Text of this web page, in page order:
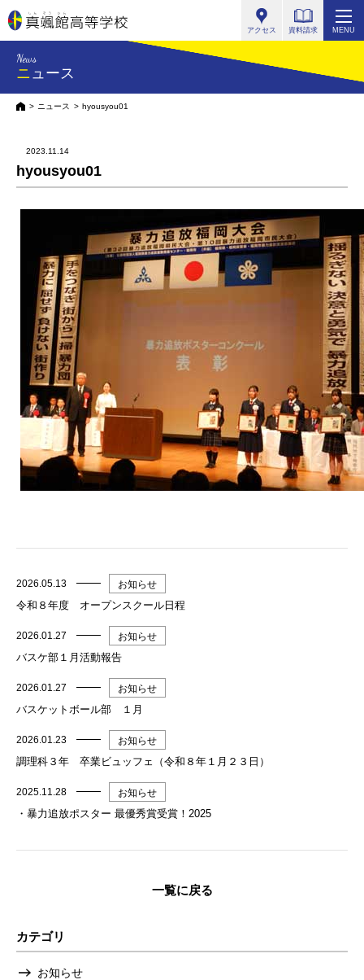
アクセス 資料請求 MENU
News
ニュース
HOMEニュース hyousyou01
2023.11.14
hyousyou01
2026.05.13 お知らせ
令和８年度 オープンスクール日程
2026.01.27 お知らせ
バスケ部１月活動報告
2026.01.27 お知らせ
バスケットボール部 １月
2026.01.23 お知らせ
調理科３年 卒業ビュッフェ（令和８年１月２３日）
2025.11.28 お知らせ
・暴力追放ポスター 最優秀賞受賞！2025
一覧に戻る
カテゴリ
お知らせ